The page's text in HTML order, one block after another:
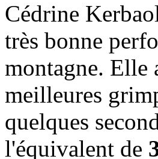
Cédrine
très bonne
montagne. Elle
meilleures
quelques
l'équivalent de